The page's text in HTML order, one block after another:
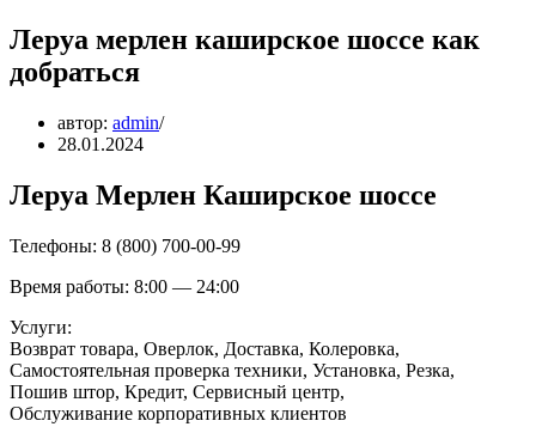
Леруа мерлен каширское шоссе как
добраться
автор: admin
28.01.2024
Леруа Мерлен Каширское шоссе
Телефоны: 8 (800) 700-00-99
Время работы: 8:00 — 24:00
Услуги:
Возврат товара, Оверлок, Доставка, Колеровка,
Самостоятельная проверка техники, Установка, Резка,
Пошив штор, Кредит, Сервисный центр,
Обслуживание корпоративных клиентов